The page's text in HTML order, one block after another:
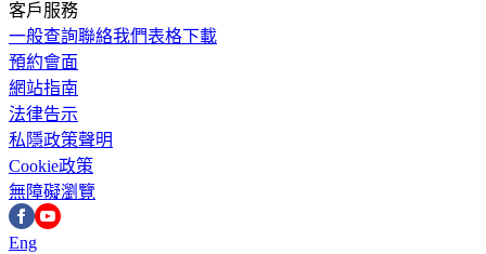
客戶服務
一般查詢聯絡我們表格下載
預約會面
網站指南
法律告示
私隱政策聲明
Cookie政策
無障礙瀏覽
Eng